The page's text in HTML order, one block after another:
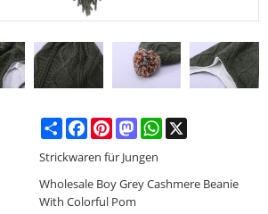
ShareFacebookPinterestMastodonWhatsApp
Strickwaren für Jungen
Wholesale Boy Grey Cashmere Beanie
With Colorful Pom